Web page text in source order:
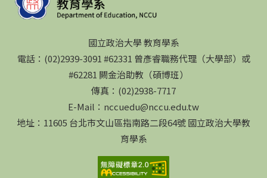
國立政治大學 教育學系
電話：(02)2939-3091 #62331 曾彥睿職務代理（大學部）或
#62281 闕金治助教（碩博班）
傳真：(02)2938-7717
E-Mail：nccuedu@nccu.edu.tw
地址：11605 台北市文山區指南路二段64號 國立政治大學教
育學系